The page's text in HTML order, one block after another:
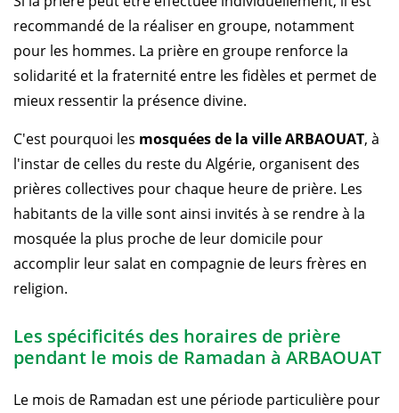
recommandé de la réaliser en groupe, notamment
pour les hommes. La prière en groupe renforce la
solidarité et la fraternité entre les fidèles et permet de
mieux ressentir la présence divine.
C'est pourquoi les mosquées de la ville ARBAOUAT, à
l'instar de celles du reste du Algérie, organisent des
prières collectives pour chaque heure de prière. Les
habitants de la ville sont ainsi invités à se rendre à la
mosquée la plus proche de leur domicile pour
accomplir leur salat en compagnie de leurs frères en
religion.
Les spécificités des horaires de prière
pendant le mois de Ramadan à ARBAOUAT
Le mois de Ramadan est une période particulière pour